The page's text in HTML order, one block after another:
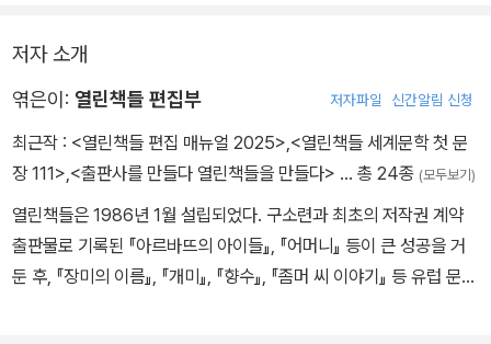
제작비를 미리 계산해 볼 수 있도록 열린책들 대표 도서의 제작비 계
산 방식을 표로 작성하여 공개했다.
특히 이번 해에는 의학 용어, 화학 용어 등 달라진 전문 용어 용례를
제시했다. 차별적 표기 순화 용례 또한 매년 새롭게 발표되는 인권 자
료들을 참고하여 내용을 대폭 추가했다. 그리고 제작에서 이제 거의
쓰이지 않는 쿼크익스프레스를 다룬 내용을 덜어 냈고 ,이에 대해 <
머리말>에서 그 의미를 되짚어 보았다.
저자 소개
엮은이: 열린책들 편집부 저자파일 신간알림 신청
최근작 : <열린책들 편집 매뉴얼 2025>,<열린책들 세계문학 첫 문
장 111>,<출판사를 만들다 열린책들을 만들다> … 총 24종 (모두보기)
열린책들은 1986년 1월 설립되었다. 구소련과 최초의 저작권 계약
출판물로 기록된 『아르바뜨의 아이들』, 『어머니』 등이 큰 성공을 거
둔 후, 『장미의 이름』, 『개미』, 『향수』, 『좀머 씨 이야기』 등 유럽 문학